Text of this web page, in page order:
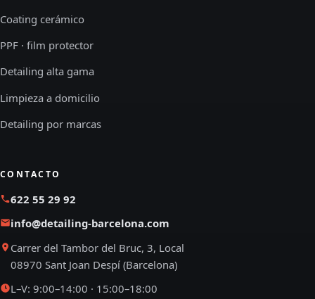
Coating cerámico
PPF · film protector
Detailing alta gama
Limpieza a domicilio
Detailing por marcas
CONTACTO
622 55 29 92
info@detailing-barcelona.com
Carrer del Tambor del Bruc, 3, Local
08970 Sant Joan Despí (Barcelona)
L–V: 9:00–14:00 · 15:00–18:00